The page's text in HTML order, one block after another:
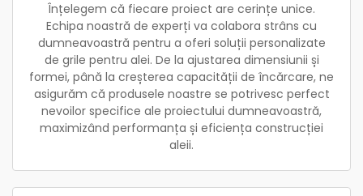
Înțelegem că fiecare proiect are cerințe unice.
Echipa noastră de experți va colabora strâns cu
dumneavoastră pentru a oferi soluții personalizate
de grile pentru alei. De la ajustarea dimensiunii și
formei, până la creșterea capacității de încărcare, ne
asigurăm că produsele noastre se potrivesc perfect
nevoilor specifice ale proiectului dumneavoastră,
maximizând performanța și eficiența construcției
aleii.